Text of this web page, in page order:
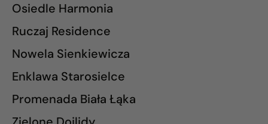
Osiedle Harmonia
Ruczaj Residence
Nowela Sienkiewicza
Enklawa Starosielce
Promenada Biała Łąka